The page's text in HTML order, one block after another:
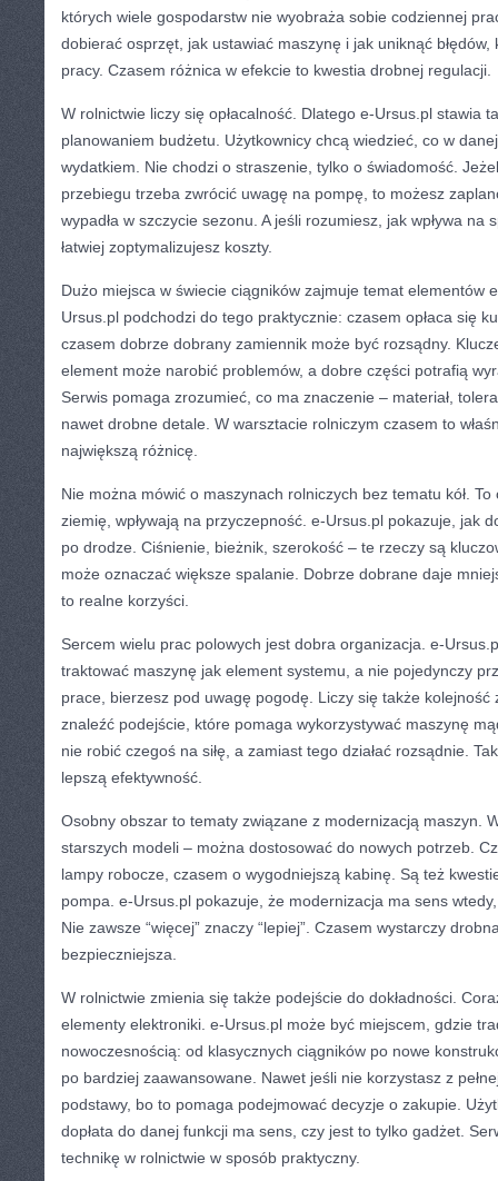
których wiele gospodarstw nie wyobraża sobie codziennej
dobierać osprzęt, jak ustawiać maszynę i jak uniknąć
pracy. Czasem różnica w efekcie to kwestia drobnej regulacji.
W rolnictwie liczy się opłacalność. Dlatego e-Ursus.pl stawia
planowaniem budżetu. Użytkownicy chcą wiedzieć, co w
wydatkiem. Nie chodzi o straszenie, tylko o świadomość.
przebiegu trzeba zwrócić uwagę na pompę, to możesz
wypadła w szczycie sezonu. A jeśli rozumiesz, jak wpływa na
łatwiej zoptymalizujesz koszty.
Dużo miejsca w świecie ciągników zajmuje temat elementów
Ursus.pl podchodzi do tego praktycznie: czasem opłaca się
czasem dobrze dobrany zamiennik może być rozsądny.
element może narobić problemów, a dobre części potrafią
Serwis pomaga zrozumieć, co ma znaczenie – materiał,
nawet drobne detale. W warsztacie rolniczym czasem to
największą różnicę.
Nie można mówić o maszynach rolniczych bez tematu kół.
ziemię, wpływają na przyczepność. e-Ursus.pl pokazuje, jak
po drodze. Ciśnienie, bieżnik, szerokość – te rzeczy są
może oznaczać większe spalanie. Dobrze dobrane daje
to realne korzyści.
Sercem wielu prac polowych jest dobra organizacja. e-
traktować maszynę jak element systemu, a nie pojedynczy
prace, bierzesz pod uwagę pogodę. Liczy się także kolejność
znaleźć podejście, które pomaga wykorzystywać maszynę
nie robić czegoś na siłę, a zamiast tego działać rozsądnie.
lepszą efektywność.
Osobny obszar to tematy związane z modernizacją maszyn.
starszych modeli – można dostosować do nowych potrzeb.
lampy robocze, czasem o wygodniejszą kabinę. Są też
pompa. e-Ursus.pl pokazuje, że modernizacja ma sens
Nie zawsze “więcej” znaczy “lepiej”. Czasem wystarczy
bezpieczniejsza.
W rolnictwie zmienia się także podejście do dokładności.
elementy elektroniki. e-Ursus.pl może być miejscem, gdzie
nowoczesnością: od klasycznych ciągników po nowe
po bardziej zaawansowane. Nawet jeśli nie korzystasz z
podstawy, bo to pomaga podejmować decyzje o zakupie.
dopłata do danej funkcji ma sens, czy jest to tylko gadżet.
technikę w rolnictwie w sposób praktyczny.